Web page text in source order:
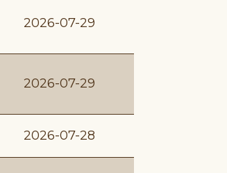
2026-07-29
2026-07-29
2026-07-28